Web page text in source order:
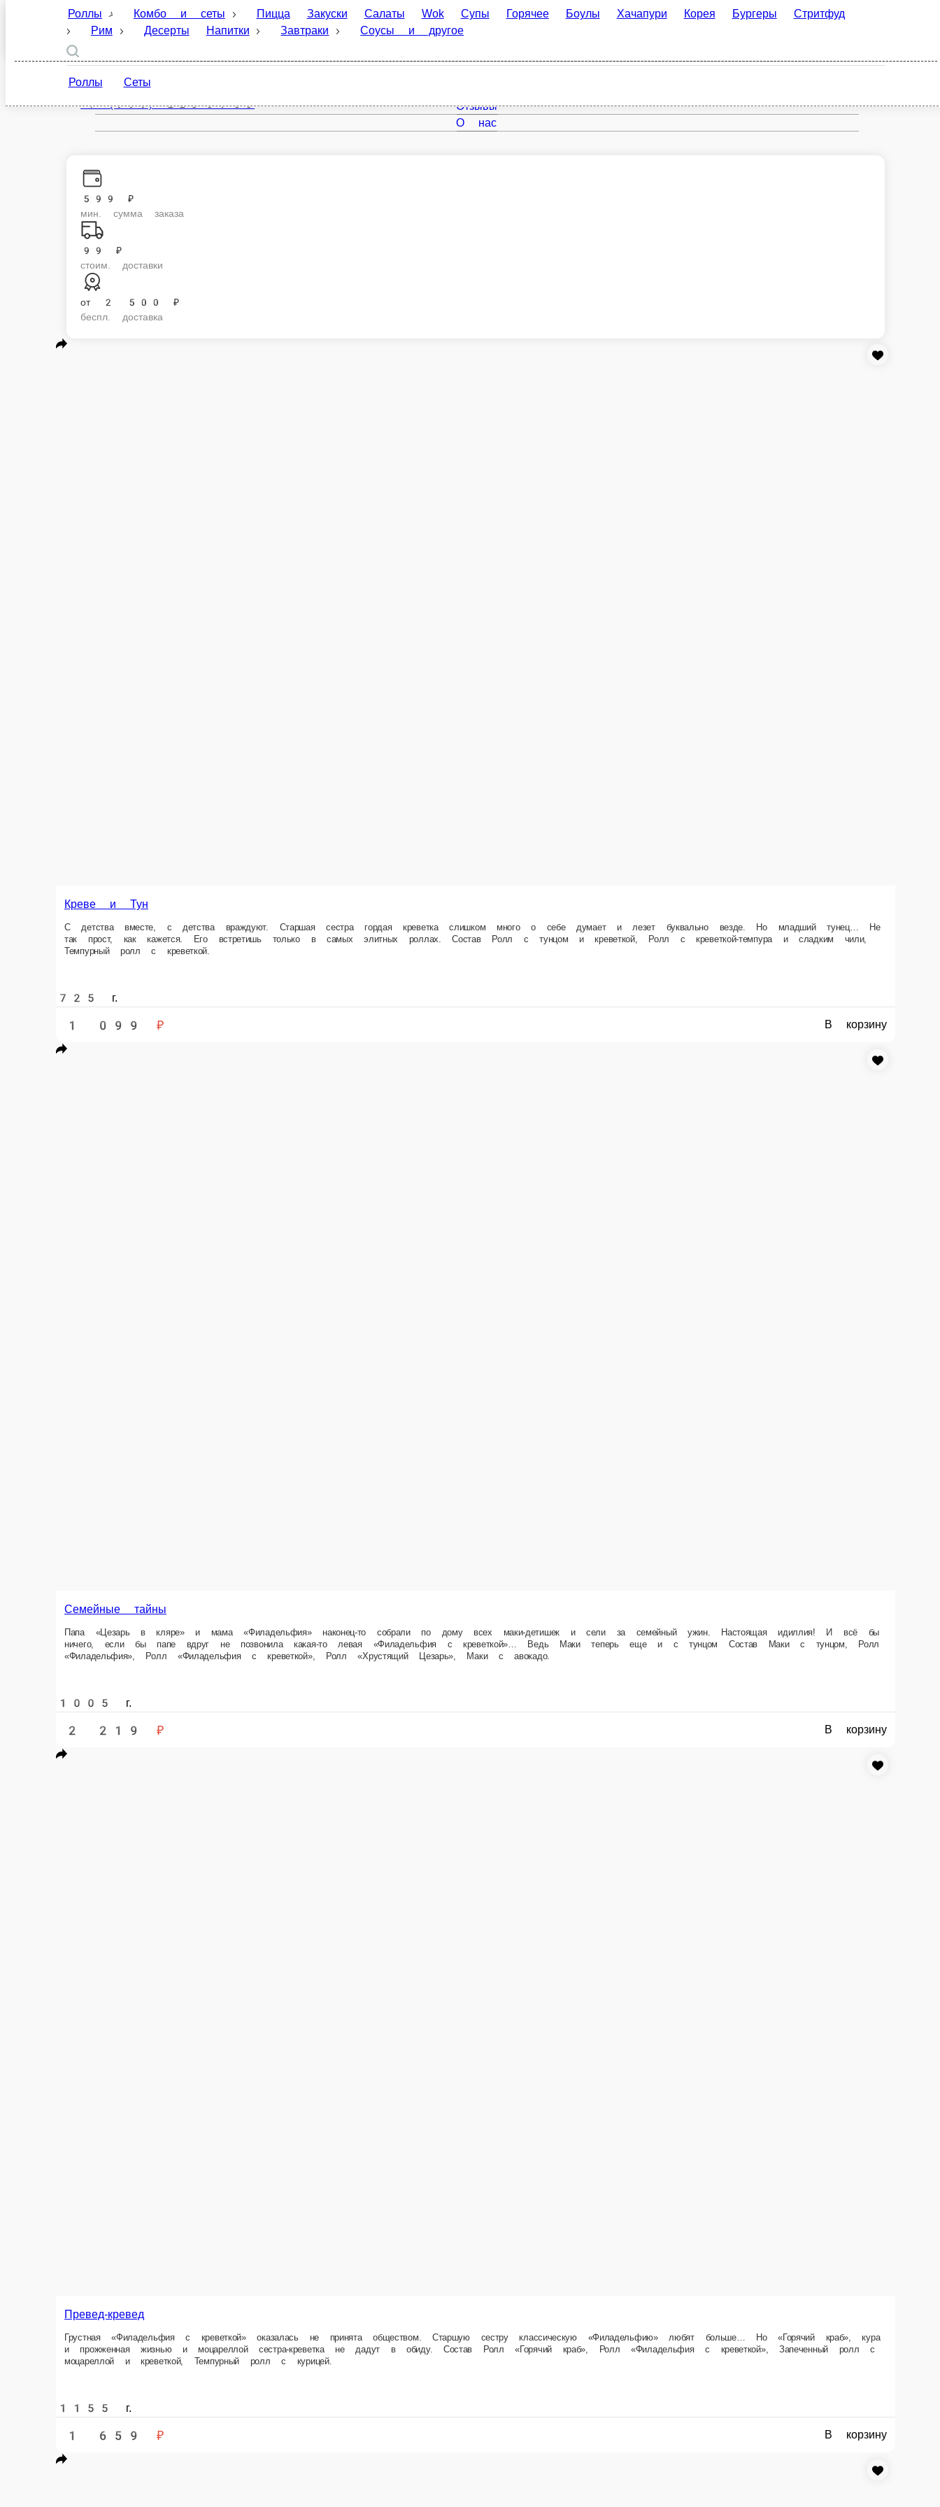
Санкт-Петербург
Настройки
Отзывы
О нас
599 ₽
мин. сумма заказа
99 ₽
стоим. доставки
от 2 500 ₽
беспл. доставка
Роллы Комбо и сеты Пицца Закуски Салаты Wok Супы Горячее Боулы Хачапури Корея Бургеры Стритфуд
Рим
Десерты
Напитки Завтраки Соусы и другое
Роллы Сеты
Креве и Тун
С детства вместе, с детства враждуют. Старшая сестра гордая креветка слишком много о себе думает и лезет буквально везде. Но младший тунец… Не так прост, как кажется. Его встретишь только в самых элитных роллах. Состав
Ролл с тунцом и креветкой, Ролл с креветкой-темпура и сладким чили, Темпурный ролл с креветкой.
725 г.
1 099 ₽ В корзину
Семейные тайны
Папа «Цезарь в кляре» и мама «Филадельфия» наконец-то собрали по дому всех маки-детишек и сели за семейный ужин. Настоящая идиллия! И всё бы ничего, если бы папе вдруг не позвонила какая-то левая «Филадельфия с
креветкой»… Ведь Маки теперь еще и с тунцом Состав Маки с тунцом, Ролл «Филадельфия», Ролл «Филадельфия с креветкой», Ролл «Хрустящий Цезарь», Маки с авокадо.
1005 г.
2 219 ₽
Состав Ролл «Горячий краб», Ролл «Филадельфия с креветкой», Запеченный ролл с моцареллой и креветкой, Темпурный ролл с курицей.